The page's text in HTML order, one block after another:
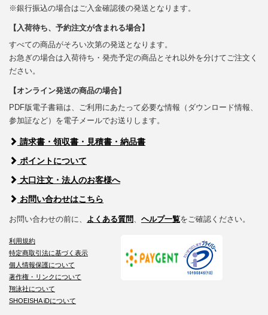
※銀行振込の場合はご入金確認後の発送となります。
【入荷待ち、予約注文が含まれる場合】
すべての商品がそろい次第の発送となります。
お急ぎの場合は入荷待ち・発売予定の商品とそれ以外を分けてご注文く
ださい。
【オンライン発送の商品の場合】
PDF版電子書籍は、ご利用にあたって必要な情報（ダウンロード情報、
参加証など）を電子メールでお送りします。
請求書・領収書・見積書・納品書
ポイントについて
大口注文・法人のお客様へ
お問い合わせはこちら
お問い合わせの前に、 よくある質問 ヘルプ一覧をご確認ください。
利用規約
特定商取引法に基づく表示
個人情報保護について
著作権・リンクについて
翔泳社について
SHOEISHA iDについて